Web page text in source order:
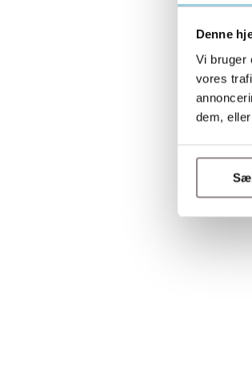
Denne
Vi bruger
vores
dem,